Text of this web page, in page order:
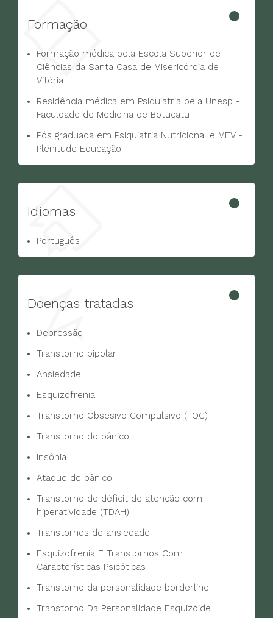
Formação
Formação médica pela Escola Superior de
Ciências da Santa Casa de Misericórdia de
Vitória
Residência médica em Psiquiatria pela Unesp -
Faculdade de Medicina de Botucatu
Pós graduada em Psiquiatria Nutricional e MEV -
Plenitude Educação
Idiomas
Português
Doenças tratadas
Depressão
Transtorno bipolar
Ansiedade
Esquizofrenia
Transtorno Obsesivo Compulsivo (TOC)
Transtorno do pânico
Insônia
Ataque de pânico
Transtorno de déficit de atenção com
hiperatividade (TDAH)
Transtornos de ansiedade
Esquizofrenia E Transtornos Com
Características Psicóticas
Transtorno da personalidade borderline
Transtorno Da Personalidade Esquizóide